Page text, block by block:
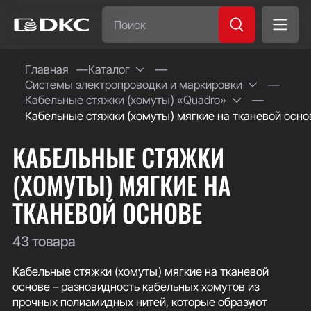
Главная
Каталог
Системы электропроводки и маркировки
Кабельные стяжки (хомуты) «Quadro»
Кабельные стяжки (хомуты) мягкие на тканевой
КАБЕЛЬНЫЕ СТЯЖКИ
(ХОМУТЫ) МЯГКИЕ НА
ТКАНЕВОЙ ОСНОВЕ
43 товара
Кабельные стяжки (хомуты) мягкие на тканевой
основе – разновидность кабельных хомутов из
прочных полиамидных нитей, которые образуют
Часто ищут:
Специсполнение